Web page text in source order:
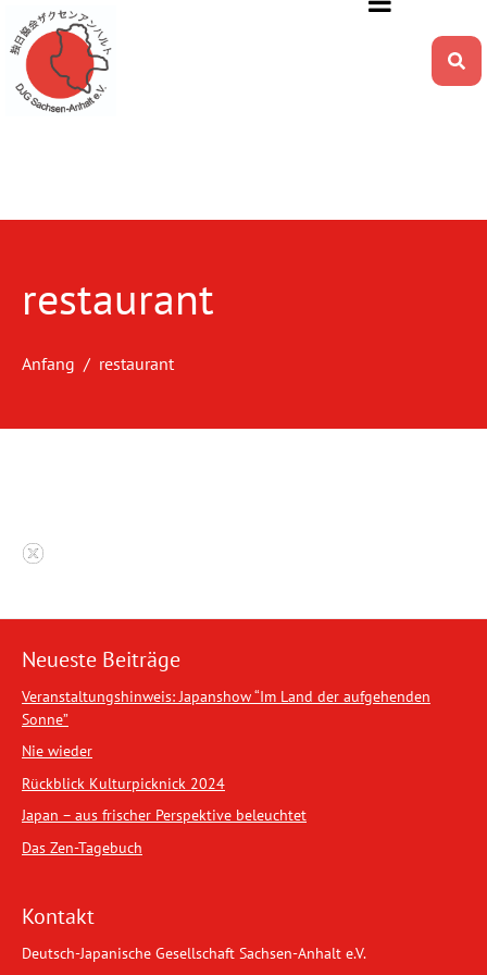
restaurant
Anfang restaurant
Neueste Beiträge
Veranstaltungshinweis: Japanshow “Im Land der aufgehenden
Sonne”
Nie wieder
Rückblick Kulturpicknick 2024
Japan – aus frischer Perspektive beleuchtet
Das Zen-Tagebuch
Kontakt
Deutsch-Japanische Gesellschaft Sachsen-Anhalt e.V.